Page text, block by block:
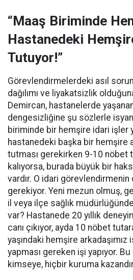
“Maaş Biriminde
Hastanedeki
Tutuyor!”
Görevlendirmelerdeki asıl
dağılımı ve liyakatsizlik
Demircan, hastanelerde
dengesizliğine şu sözlerle
biriminde bir hemşire idari işler
hastanedeki başka bir hemşire
tutması gerekirken 9-10 nöbet
kalıyorsa, burada büyük bir
vardır. O idari
gerekiyor. Yeni mezun olmuş,
il veya ilçe sağlık
var? Hastanede 20 yıllık
canı çıkıyor, ayda 10 nöbet
yaşındaki hemşire
yapması gereken işi yapıyor.
kimseye, hiçbir kuruma